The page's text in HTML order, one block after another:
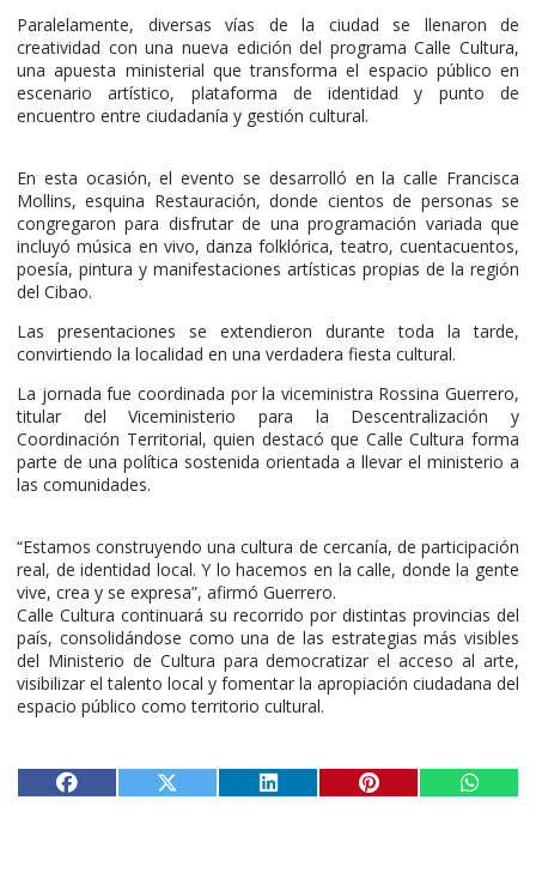
Paralelamente, diversas vías de la ciudad se llenaron de
creatividad con una nueva edición del programa Calle Cultura,
una apuesta ministerial que transforma el espacio público en
escenario artístico, plataforma de identidad y punto de
encuentro entre ciudadanía y gestión cultural.
En esta ocasión, el evento se desarrolló en la calle Francisca
Mollins, esquina Restauración, donde cientos de personas se
congregaron para disfrutar de una programación variada que
incluyó música en vivo, danza folklórica, teatro, cuentacuentos,
poesía, pintura y manifestaciones artísticas propias de la región
del Cibao.
Las presentaciones se extendieron durante toda la tarde,
convirtiendo la localidad en una verdadera fiesta cultural.
La jornada fue coordinada por la viceministra Rossina Guerrero,
titular del Viceministerio para la Descentralización y
Coordinación Territorial, quien destacó que Calle Cultura forma
parte de una política sostenida orientada a llevar el ministerio a
las comunidades.
“Estamos construyendo una cultura de cercanía, de participación
real, de identidad local. Y lo hacemos en la calle, donde la gente
vive, crea y se expresa”, afirmó Guerrero.
Calle Cultura continuará su recorrido por distintas provincias del
país, consolidándose como una de las estrategias más visibles
del Ministerio de Cultura para democratizar el acceso al arte,
visibilizar el talento local y fomentar la apropiación ciudadana del
espacio público como territorio cultural.